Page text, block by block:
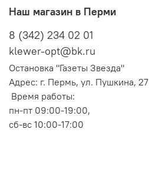
Наш магазин в Перми
8 (342) 234 02 01
klewer-opt@bk.ru
Остановка "Газеты Звезда"
Адрес: г. Пермь, ул. Пушкина, 27
Время работы:
пн-пт 09:00-19:00,
сб-вс 10:00-17:00